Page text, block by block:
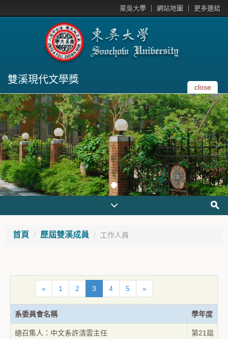
東吳大學 網站地圖 更多連結
雙溪現代文學獎
close
首頁 歷屆雙溪成員 工作人員
« 1 2 3 4 5 »
系委員會名稱 學年度
總召集人：中文系許清雲主任 第21屆